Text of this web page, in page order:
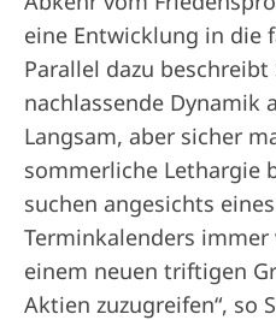
eine Entwicklung in die
Parallel dazu beschreibt
nachlassende Dynamik
Langsam, aber sicher
sommerliche Lethargie
suchen angesichts
Terminkalenders
einem neuen triftigen
Aktien zuzugreifen“, so